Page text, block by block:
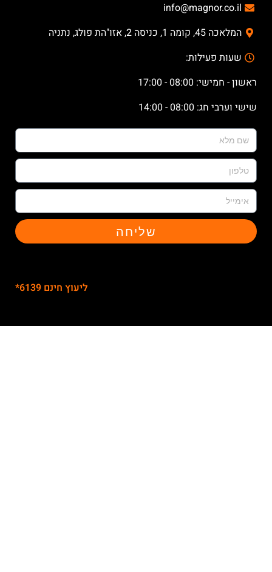
info@magnor.co.il
המלאכה 45, קומה 1, כניסה 2, אזו"הת פולג, נתניה
שעות פעילות:
ראשון - חמישי: 08:00 - 17:00
שישי וערבי חג: 08:00 - 14:00
שליחה
ליעוץ חינם 6139*